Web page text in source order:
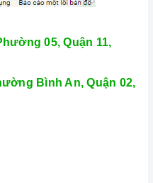
05, Quận 11,
Bình An, Quận 02,